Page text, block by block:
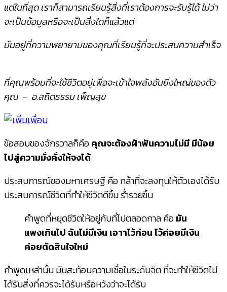
แต่ในที่สุด เราก็สามารถเรียนรู้สิ่งที่เราต้องการจะรับรู้ได้ ไม่ว่า
จะเป็นข้อมูลหรือจะเป็นสิ่งใดก็แล้วแต่
มันอยู่ที่ความพยายามของคุณที่เรียนรู้ที่จะประสบความสำเร็จ
ที่คุณพร้อมที่จะใช้ชีวิตอยู่เพื่อจะเข้าใจพลังอันยิ่งใหญ่ของตัว
คุณ – อ.สถิตธรรม เพ็ญสุข
ข้อสอบของจักรวาลก็คือคุณจะต้องฝ่าฟันความไม่มี มีน้อย
ไปสู่ความมั่งคั่งให้จงได้
ประสบการณ์ของมหาเศรษฐี คือ กล้าที่จะลงทุนให้ตัวเองได้รับ
ประสบการณ์ชีวิตที่ทำให้ชีวิตดีขึ้น ร่ำรวยขึ้น
คำพูดที่หยุดชีวิตให้อยู่กับที่ไปตลอดกาล คือมัน
แพงเกินไป ฉันไม่มีเงิน เอาาไว้ก่อน ไว้ค่อยมีเงิน
ค่อยตัดสินใจใหม่
คำพูดเหล่านั้น มันสะท้อนความเชื่อในระดับจิต ที่จะทำให้ชีวิตไม่
ได้รับสิ่งที่ควรจะได้รับหรือหวังว่าจะได้รับ